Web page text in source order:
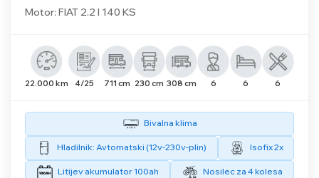
Motor: FIAT 2.2 l 140 KS
22.000 km 4/25 711 cm 230 cm 308 cm 6 6 6
Bivalna klima
Hladilnik: Avtomatski (12v-230v-plin) Isofix 2x
Litijev akumulator 100ah Nosilec za 4 kolesa